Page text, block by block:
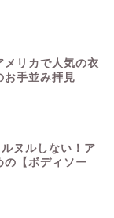
メリカで人気の衣
お手並み拝見
ヌルしない！ア
の【ボディソー